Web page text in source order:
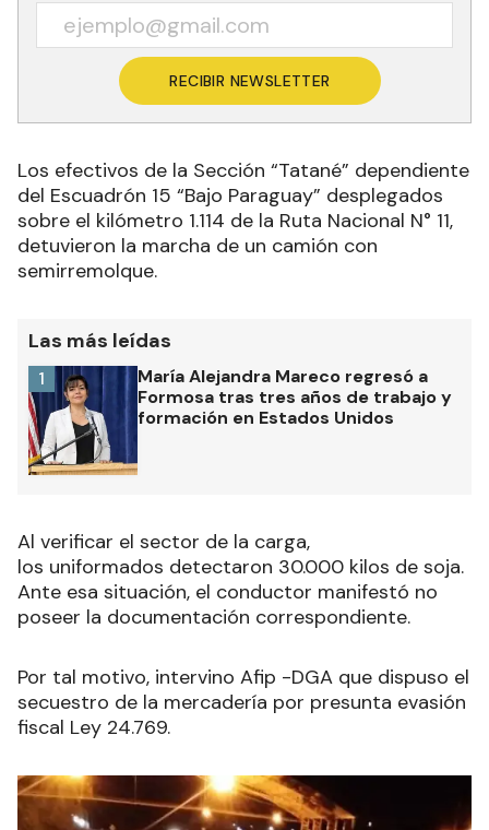
RECIBIR NEWSLETTER
Los efectivos de la Sección “Tatané” dependiente
del Escuadrón 15 “Bajo Paraguay” desplegados
sobre el kilómetro 1.114 de la Ruta Nacional N° 11,
detuvieron la marcha de un camión con
semirremolque.
Las más leídas
María Alejandra Mareco regresó a
Formosa tras tres años de trabajo y
formación en Estados Unidos
1
Al verificar el sector de la carga,
los uniformados detectaron 30.000 kilos de soja.
Ante esa situación, el conductor manifestó no
poseer la documentación correspondiente.
Por tal motivo, intervino Afip -DGA que dispuso el
secuestro de la mercadería por presunta evasión
fiscal Ley 24.769.